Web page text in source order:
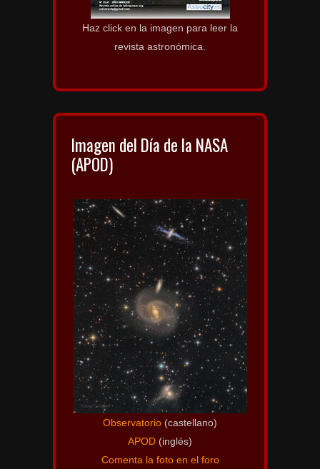
Haz click en la imagen para leer la
revista astronómica.
Imagen del Día de la NASA
(APOD)
Observatorio (castellano)
APOD (inglés)
Comenta la foto en el foro